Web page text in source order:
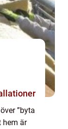
”byta
hem är